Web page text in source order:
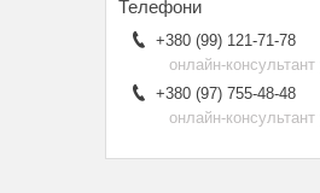
+380 (99) 121-71-78
онлайн-
+380 (97) 755-48-48
онлайн-